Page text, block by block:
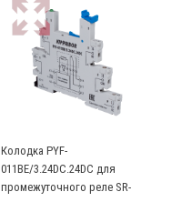
Колодка PYF-
011BE/3.24DC.24DC для
промежуточного реле SR-